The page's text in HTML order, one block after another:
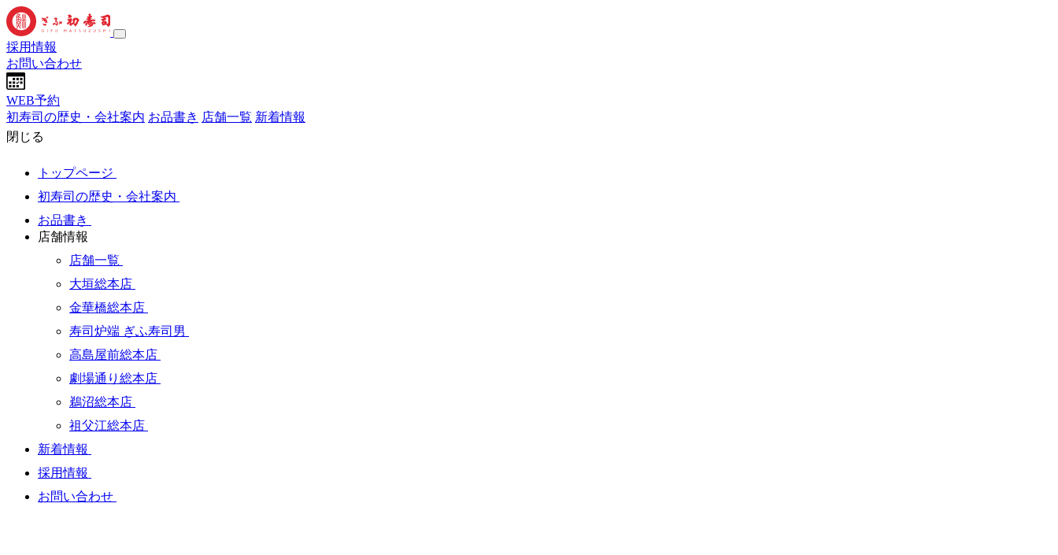
採用情報
お問い合わせ
WEB予約
初寿司の歴史・会社案内 お品書き 店舗一覧 新着情報
閉じる
トップページ
初寿司の歴史・会社案内
お品書き
店舗情報
店舗一覧
大垣総本店
金華橋総本店
寿司炉端 ぎふ寿司男
高島屋前総本店
劇場通り総本店
鵜沼総本店
祖父江総本店
新着情報
採用情報
お問い合わせ